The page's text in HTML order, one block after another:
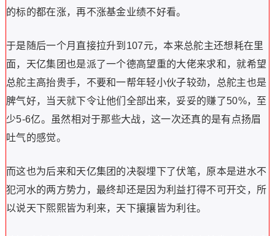
的标的都在涨，再不涨基金业绩不好看。
于是随后一个月直接拉升到107元，本来总舵主还想耗在里
面，天亿集团也是派了一个德高望重的大佬来求和，就希望
总舵主高抬贵手，不要和一帮年轻小伙子较劲，总舵主也是
脾气好，当天就下令让他们全部出来，妥妥的赚了50%，至
少5-6亿。虽然相对于那些大战，这一次还真的是有点扬眉
吐气的感觉。
而这也为后来和天亿集团的决裂埋下了伏笔，原本是进水不
犯河水的两方势力，最终却还是因为利益打得不可开交，所
以说天下熙熙皆为利来，天下攘攘皆为利往。